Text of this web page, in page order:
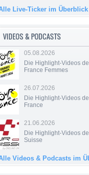
Live-Ticker im Überblick
VIDEOS & PODCASTS
05.08.2026
Die Highlight-Videos
France Femmes
26.07.2026
Die Highlight-Videos
France
21.06.2026
Die Highlight-Videos
Suisse
Videos & Podcasts im